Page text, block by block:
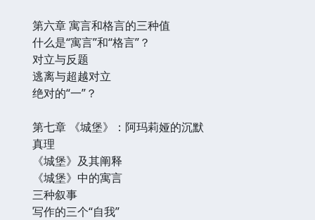
第六章 寓言和格言的三种值
什么是“寓言”和“格言”？
对立与反题
逃离与超越对立
绝对的“一”？
第七章 《城堡》：阿玛莉娅的沉默
真理
《城堡》及其阐释
《城堡》中的寓言
三种叙事
写作的三个“自我”